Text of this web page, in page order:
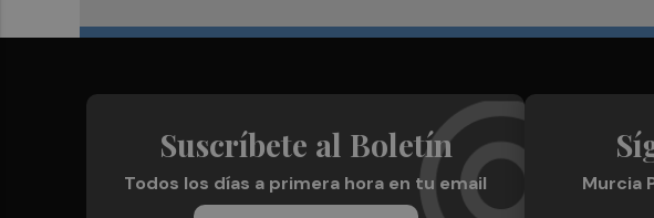
Suscríbete al Boletín
Todos los días a primera hora en tu email
Murcia